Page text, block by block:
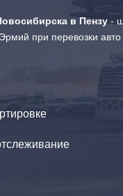
в Пензу -
при перевозки